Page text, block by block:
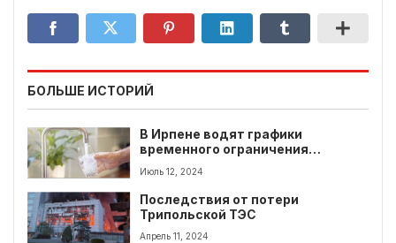
БОЛЬШЕ ИСТОРИЙ
В Ирпене водят графики
временного ограничения
водоснабжения
Июль 12, 2024
Последствия от потери
Трипольской ТЭС
Апрель 11, 2024